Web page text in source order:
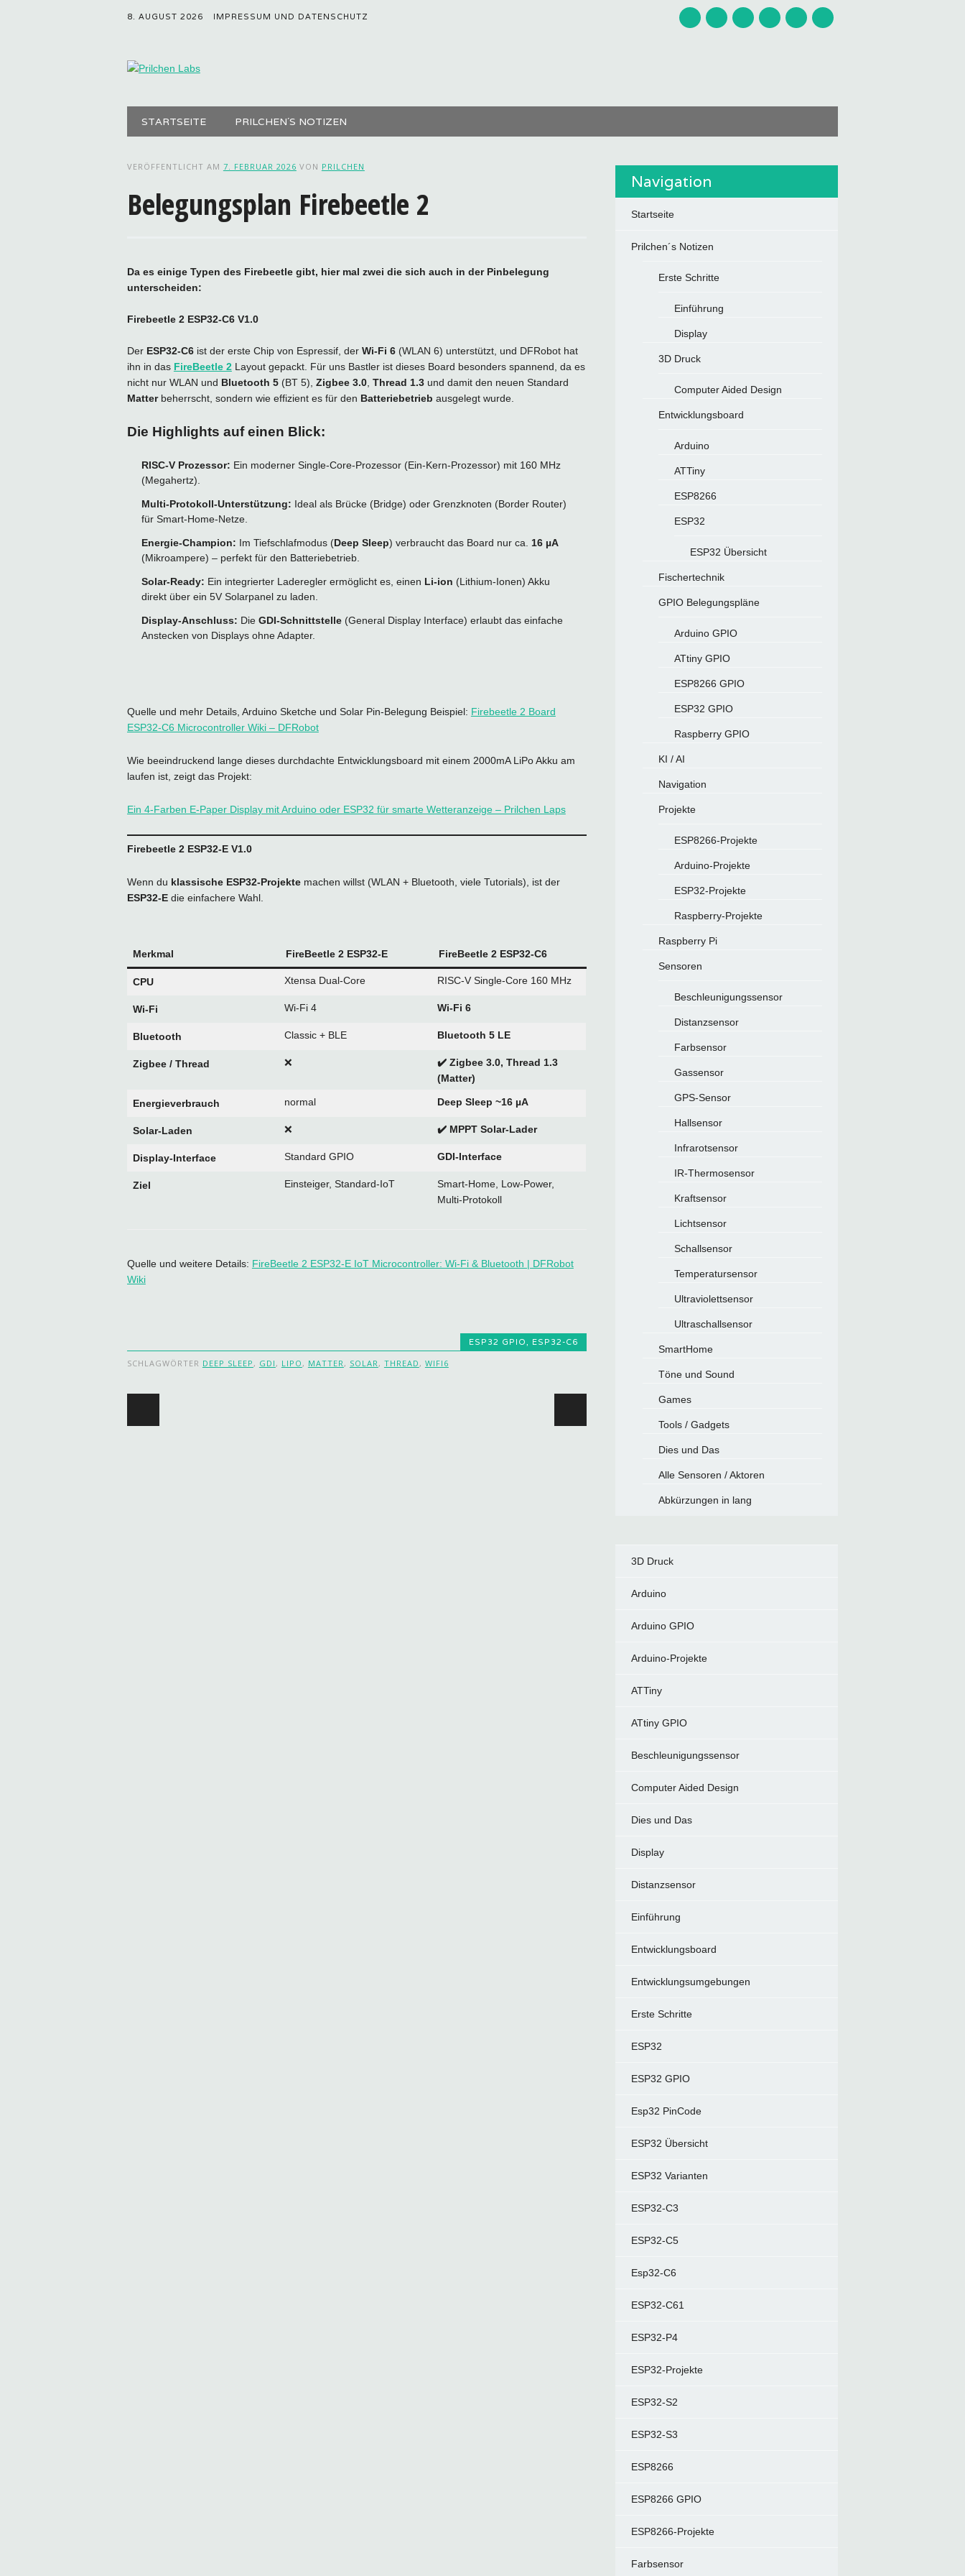
8. AUGUST 2026 IMPRESSUM UND DATENSCHUTZ
Hauptmenü
STARTSEITE PRILCHEN´S NOTIZEN
VERÖFFENTLICHT AM 7. FEBRUAR 2026 VON PRILCHEN
Belegungsplan Firebeetle 2
Da es einige Typen des Firebeetle gibt, hier mal zwei die sich auch in der Pinbelegung
unterscheiden:
Firebeetle 2 ESP32-C6 V1.0
Der ESP32-C6ist der erste Chip von Espressif, der Wi-Fi 6(WLAN 6) unterstützt, und DFRobot hat
ihn in das FireBeetle 2Layout gepackt. Für uns Bastler ist dieses Board besonders spannend, da es
nicht nur WLAN und Bluetooth 5(BT 5), Zigbee 3.0, Thread 1.3und damit den neuen Standard
Matterbeherrscht, sondern wie effizient es für den Batteriebetrieb ausgelegt wurde.
Die Highlights auf einen Blick:
RISC-V Prozessor: Ein moderner Single-Core-Prozessor (Ein-Kern-Prozessor) mit 160 MHz
(Megahertz).
Multi-Protokoll-Unterstützung: Ideal als Brücke (Bridge) oder Grenzknoten (Border Router)
für Smart-Home-Netze.
Energie-Champion: Im Tiefschlafmodus (Deep Sleep) verbraucht das Board nur ca. 16 µA
(Mikroampere) – perfekt für den Batteriebetrieb.
Solar-Ready: Ein integrierter Laderegler ermöglicht es, einen Li-ion (Lithium-Ionen) Akku
direkt über ein 5V Solarpanel zu laden.
Display-Anschluss: Die GDI-Schnittstelle(General Display Interface) erlaubt das einfache
Anstecken von Displays ohne Adapter.
Quelle und mehr Details, Arduino Sketche und Solar Pin-Belegung Beispiel: Firebeetle 2 Board
ESP32-C6 Microcontroller Wiki – DFRobot
Wie beeindruckend lange dieses durchdachte Entwicklungsboard mit einem 2000mA LiPo Akku am
laufen ist, zeigt das Projekt:
Ein 4-Farben E-Paper Display mit Arduino oder ESP32 für smarte Wetteranzeige – Prilchen Laps
Firebeetle 2 ESP32-E V1.0
Wenn du klassische ESP32‑Projektemachen willst (WLAN + Bluetooth, viele Tutorials), ist der
ESP32‑Edie einfachere Wahl.
Merkmal FireBeetle 2 ESP32‑E FireBeetle 2 ESP32‑C6
CPU Xtensa Dual‑Core RISC‑V Single‑Core 160 MHz
Wi‑Fi Wi‑Fi 4 Wi‑Fi 6
Bluetooth Classic + BLE Bluetooth 5 LE
Zigbee / Thread ❌
✔️ Zigbee 3.0, Thread 1.3
(Matter)
Energieverbrauch normal Deep Sleep ~16 µA
Solar‑Laden ❌ ✔️ MPPT Solar‑Lader
Display‑Interface Standard GPIO GDI‑Interface
Ziel Einsteiger, Standard‑IoT
Smart‑Home, Low‑Power,
Multi‑Protokoll
Quelle und weitere Details: FireBeetle 2 ESP32-E IoT Microcontroller: Wi-Fi & Bluetooth | DFRobot
Wiki
ESP32 GPIO, ESP32-C6
SCHLAGWÖRTER DEEP SLEEP , GDI , LIPO , MATTER, SOLAR, THREAD , WIFI6
Navigation
Startseite
Prilchen´s Notizen
Erste Schritte
Einführung
Display
3D Druck
Computer Aided Design
Entwicklungsboard
Arduino
ATTiny
ESP8266
ESP32
ESP32 Übersicht
Fischertechnik
GPIO Belegungspläne
Arduino GPIO
ATtiny GPIO
ESP8266 GPIO
ESP32 GPIO
Raspberry GPIO
KI / AI
Navigation
Projekte
ESP8266-Projekte
Arduino-Projekte
ESP32-Projekte
Raspberry-Projekte
Raspberry Pi
Sensoren
Beschleunigungssensor
Distanzsensor
Farbsensor
Gassensor
GPS-Sensor
Hallsensor
Infrarotsensor
IR-Thermosensor
Kraftsensor
Lichtsensor
Schallsensor
Temperatursensor
Ultraviolettsensor
Ultraschallsensor
SmartHome
Töne und Sound
Games
Tools / Gadgets
Dies und Das
Alle Sensoren / Aktoren
Abkürzungen in lang
3D Druck
Arduino
Arduino GPIO
Arduino-Projekte
ATTiny
ATtiny GPIO
Beschleunigungssensor
Computer Aided Design
Dies und Das
Display
Distanzsensor
Einführung
Entwicklungsboard
Entwicklungsumgebungen
Erste Schritte
ESP32
ESP32 GPIO
Esp32 PinCode
ESP32 Übersicht
ESP32 Varianten
ESP32-C3
ESP32-C5
Esp32-C6
ESP32-C61
ESP32-P4
ESP32-Projekte
ESP32-S2
ESP32-S3
ESP8266
ESP8266 GPIO
ESP8266-Projekte
Farbsensor